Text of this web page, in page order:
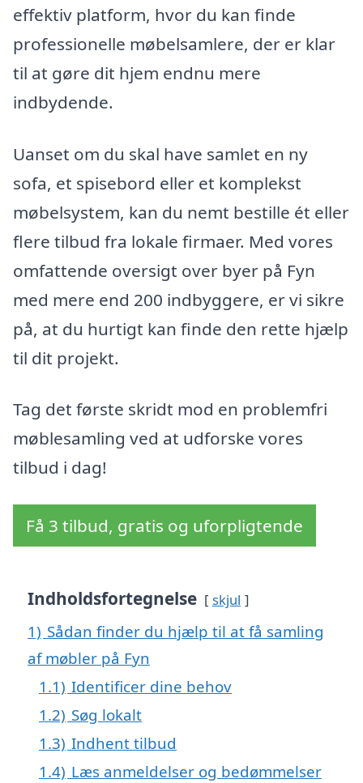
effektiv platform, hvor du kan finde
professionelle møbelsamlere, der er klar
til at gøre dit hjem endnu mere
indbydende.
Uanset om du skal have samlet en ny
sofa, et spisebord eller et komplekst
møbelsystem, kan du nemt bestille ét eller
flere tilbud fra lokale firmaer. Med vores
omfattende oversigt over byer på Fyn
med mere end 200 indbyggere, er vi sikre
på, at du hurtigt kan finde den rette hjælp
til dit projekt.
Tag det første skridt mod en problemfri
møblesamling ved at udforske vores
tilbud i dag!
Få 3 tilbud, gratis og uforpligtende
Indholdsfortegnelse skjul
1) Sådan finder du hjælp til at få samling
af møbler på Fyn
1.1) Identificer dine behov
1.2) Søg lokalt
1.3) Indhent tilbud
1.4) Læs anmeldelser og bedømmelser